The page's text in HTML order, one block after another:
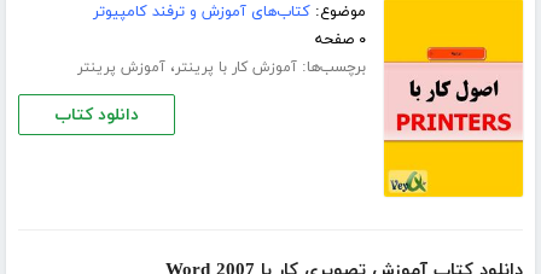
موضوع:کتاب‌های آموزش و ترفند کامپیوتر
۰ صفحه
برچسب‌ها:آموزش کار با پرینتر،آموزش پرینتر
دانلود کتاب